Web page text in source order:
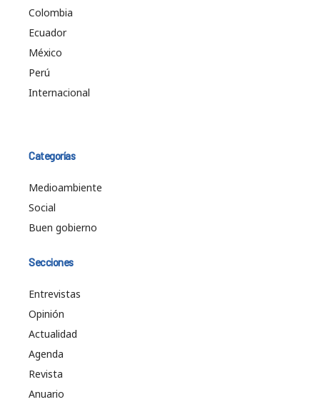
Colombia
Ecuador
México
Perú
Internacional
Categorías
Medioambiente
Social
Buen gobierno
Secciones
Entrevistas
Opinión
Actualidad
Agenda
Revista
Anuario